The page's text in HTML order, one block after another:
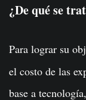
¿De qué se
Para lograr su
el costo de las
base a